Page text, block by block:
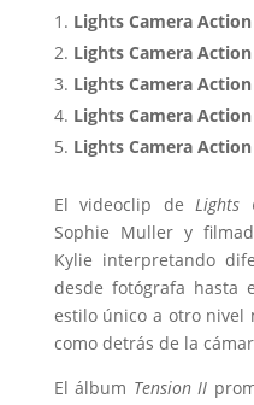
Lights Camera Action
Lights Camera
Lights Camera
Lights Camera
Lights Camera Action
El videoclip deLights
Sophie Muller y
Kylie interpretando
desde fotógrafa hasta
estilo único a otro
como detrás de la
El álbum Tension II